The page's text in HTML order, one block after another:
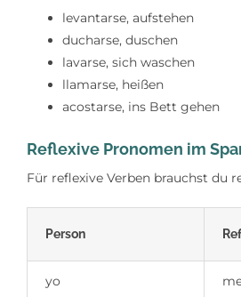
levantarse, aufstehen
ducharse, duschen
lavarse, sich waschen
llamarse, heißen
acostarse, ins Bett gehen
Reflexive Pronomen im
Für reflexive Verben brauchst du
Person
yo